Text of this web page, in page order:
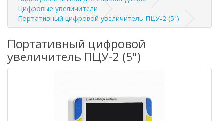
Цифровые увеличители
Портативный цифровой увеличитель ПЦУ-2 (5")
Портативный цифровой
увеличитель ПЦУ-2 (5")